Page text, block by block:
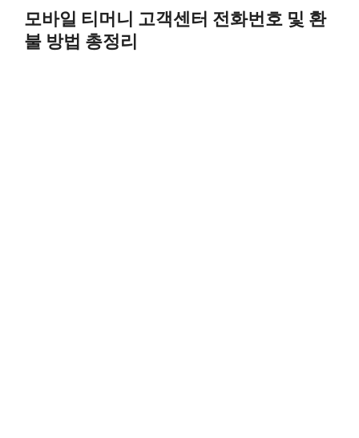
모바일 티머니 고객센터 전화번호 및 환
불 방법 총정리